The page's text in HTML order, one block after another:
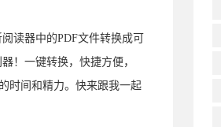
读器中的PDF文件转换成可
！一键转换，快捷方便，
时间和精力。快来跟我一起